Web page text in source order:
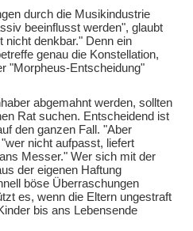
durch die Musikindustrie
beeinflusst werden", glaubt
nicht denkbar." Denn ein
genau die Konstellation,
"Morpheus-Entscheidung"
abgemahnt werden, sollten
Rat suchen. Entscheidend ist
den ganzen Fall. "Aber
nicht aufpasst, liefert
Messer." Wer sich mit der
der eigenen Haftung
böse Überraschungen
es, wenn die Eltern ungestraft
bis ans Lebensende